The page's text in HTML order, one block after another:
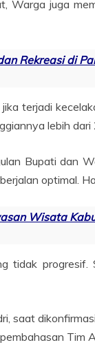
Warga juga
Rekreasi di
terjadi
lebih
Bupati dan
optimal.
Wisata
tidak
saat
Tim